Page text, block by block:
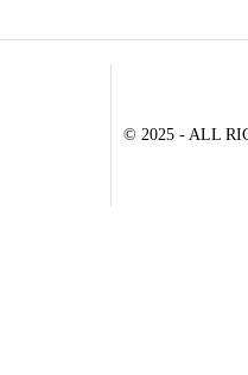
© 2025 - ALL